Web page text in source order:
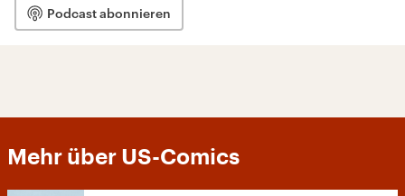
Podcast abonnieren
Mehr über US-Comics